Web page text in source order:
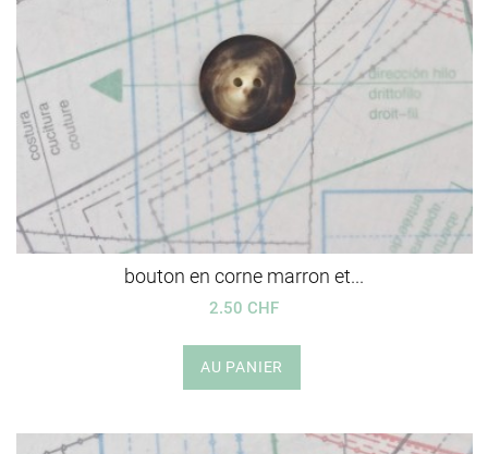
bouton en corne marron et...
2.50 CHF
AU PANIER